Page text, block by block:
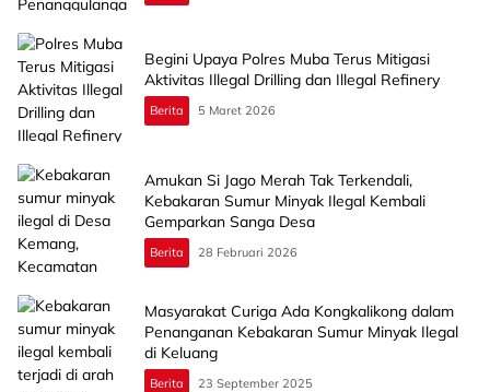
Begini Upaya Polres Muba Terus Mitigasi
Aktivitas Illegal Drilling dan Illegal Refinery
Berita 5 Maret 2026
Amukan Si Jago Merah Tak Terkendali,
Kebakaran Sumur Minyak Ilegal Kembali
Gemparkan Sanga Desa
Berita 28 Februari 2026
Masyarakat Curiga Ada Kongkalikong dalam
Penanganan Kebakaran Sumur Minyak Ilegal
di Keluang
Berita 23 September 2025